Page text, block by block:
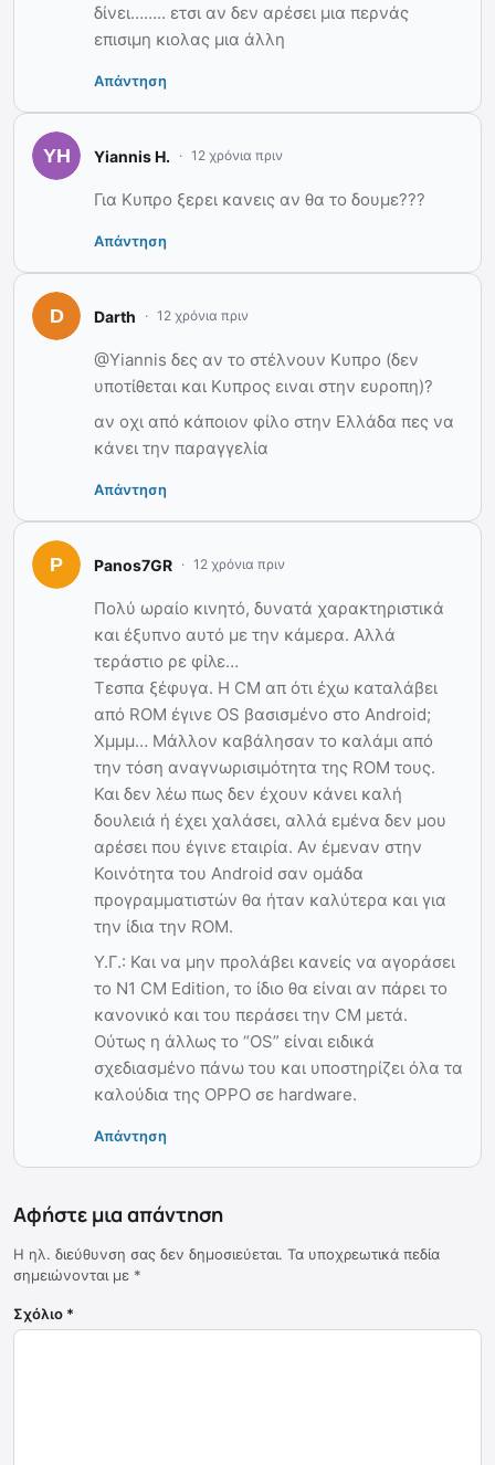
δίνει…….. ετσι αν δεν αρέσει μια περνάς
επισιμη κιολας μια άλλη
Απάντηση
Yiannis H. 12 χρόνια πριν
Για Κυπρο ξερει κανεις αν θα το δουμε???
Απάντηση
Darth 12 χρόνια πριν
@Yiannis δες αν το στέλνουν Κυπρο (δεν
υποτίθεται και Κυπρος ειναι στην ευροπη)?
αν οχι από κάποιον φίλο στην Ελλάδα πες να
κάνει την παραγγελία
Απάντηση
Panos7GR 12 χρόνια πριν
Πολύ ωραίο κινητό, δυνατά χαρακτηριστικά
και έξυπνο αυτό με την κάμερα. Αλλά
τεράστιο ρε φίλε…
Τεσπα ξέφυγα. Η CM απ ότι έχω καταλάβει
από ROM έγινε OS βασισμένο στο Android;
Χμμμ… Μάλλον καβάλησαν το καλάμι από
την τόση αναγνωρισιμότητα της ROM τους.
Και δεν λέω πως δεν έχουν κάνει καλή
δουλειά ή έχει χαλάσει, αλλά εμένα δεν μου
αρέσει που έγινε εταιρία. Αν έμεναν στην
Κοινότητα του Android σαν ομάδα
προγραμματιστών θα ήταν καλύτερα και για
την ίδια την ROM.
Υ.Γ.: Και να μην προλάβει κανείς να αγοράσει
το N1 CM Edition, το ίδιο θα είναι αν πάρει το
κανονικό και του περάσει την CM μετά.
Ούτως η άλλως το “OS” είναι ειδικά
σχεδιασμένο πάνω του και υποστηρίζει όλα τα
καλούδια της OPPO σε hardware.
Απάντηση
Αφήστε μια απάντηση
Η ηλ. διεύθυνση σας δεν δημοσιεύεται. Τα υποχρεωτικά πεδία
σημειώνονται με *
Σχόλιο *